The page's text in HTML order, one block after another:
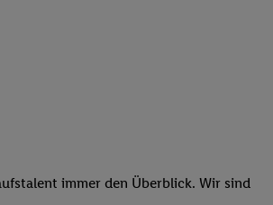
immer den Überblick. Wir sind